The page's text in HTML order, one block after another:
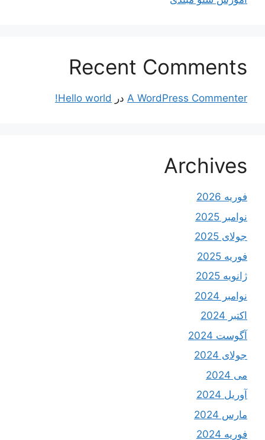
Recent Comments
A WordPress Commenter در Hello world!
Archives
فوریه 2026
نوامبر 2025
جولای 2025
فوریه 2025
ژانویه 2025
نوامبر 2024
اکتبر 2024
آگوست 2024
جولای 2024
می 2024
آوریل 2024
مارس 2024
فوریه 2024